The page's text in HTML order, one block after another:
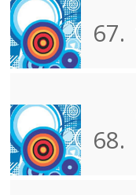
67.
68.